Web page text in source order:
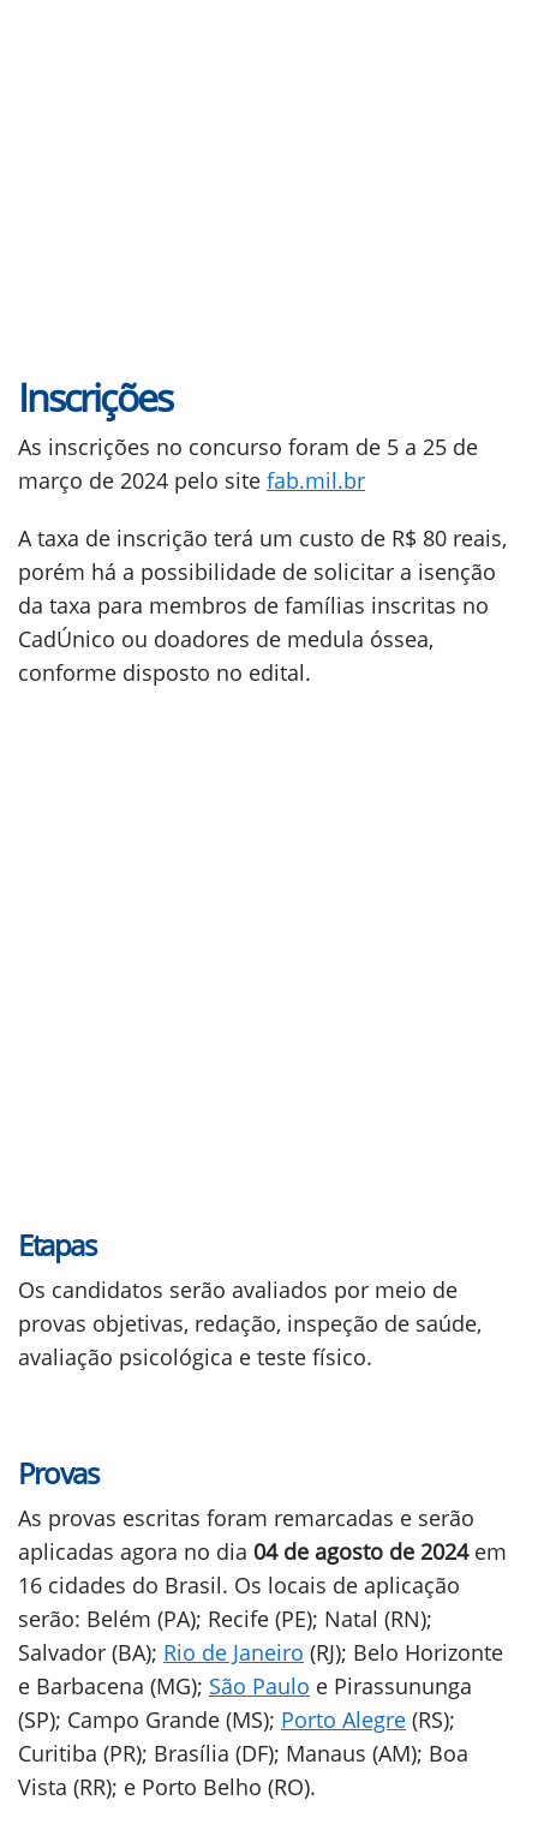
Inscrições
As inscrições no concurso foram de 5 a 25 de
março de 2024 pelo site fab.mil.br
A taxa de inscrição terá um custo de R$ 80 reais,
porém há a possibilidade de solicitar a isenção
da taxa para membros de famílias inscritas no
CadÚnico ou doadores de medula óssea,
conforme disposto no edital.
Etapas
Os candidatos serão avaliados por meio de
provas objetivas, redação, inspeção de saúde,
avaliação psicológica e teste físico.
Provas
As provas escritas foram remarcadas e serão
aplicadas agora no dia 04 de agosto de 2024em
16 cidades do Brasil. Os locais de aplicação
serão: Belém (PA); Recife (PE); Natal (RN);
Salvador (BA); Rio de Janeiro (RJ); Belo Horizonte
e Barbacena (MG); São Paulo e Pirassununga
(SP); Campo Grande (MS); Porto Alegre (RS);
Curitiba (PR); Brasília (DF); Manaus (AM); Boa
Vista (RR); e Porto Belho (RO).